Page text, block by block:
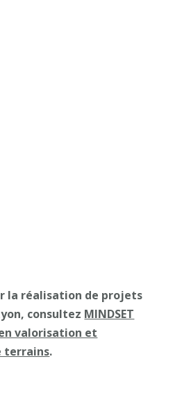
la réalisation de projets
consultez MINDSET
valorisation et
terrains.